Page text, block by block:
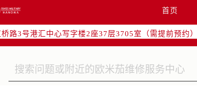
首页
国门外大街甲6号华熙国际中心写字楼D座11层1102室
道136号天津国际金融中心写字楼26层2603室（需提
桥路3号港汇中心写字楼2座37层3705室（需提前预约）
东路299号宏伊国际广场写字楼8层806室（需提前预
锦路1590号现代传媒中心写字楼5号楼10层1008室（需